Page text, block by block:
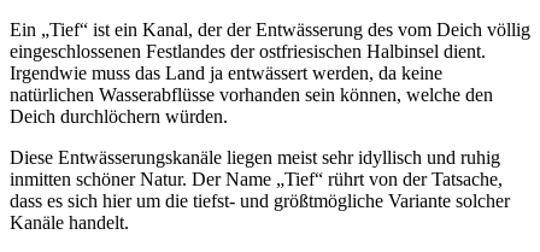
Ein „Tief“ ist ein Kanal, der der Entwässerung des vom Deich völlig
eingeschlossenen Festlandes der ostfriesischen Halbinsel dient.
Irgendwie muss das Land ja entwässert werden, da keine
natürlichen Wasserabflüsse vorhanden sein können, welche den
Deich durchlöchern würden.
Diese Entwässerungskanäle liegen meist sehr idyllisch und ruhig
inmitten schöner Natur. Der Name „Tief“ rührt von der Tatsache,
dass es sich hier um die tiefst- und größtmögliche Variante solcher
Kanäle handelt.